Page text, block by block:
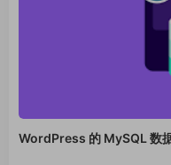
/3.27.x /3.26.3 强大
插件wordpress主题
成器插件 wp响应式
公司主题模板外贸跨
v3.29.2 / v3.29.1 /
/3.27.x /3.26.3 强大
插件wordpress主题
成器插件 wp响应式
/v3.32.1/ v3.31.0 /
v3.29.2 / v3.29.1 /
/3.27.x /3.26.3 强大
插件wordpress主题
公司主题模板外贸跨
下载了资源
Custom Fields Pro
v6.4.3 / v6.4.2 /
/v6.3.12 高级自定义
WordPress 的 MySQL 数